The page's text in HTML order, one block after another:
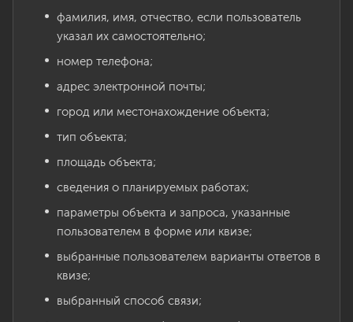
фамилия, имя, отчество, если пользователь
указал их самостоятельно;
номер телефона;
адрес электронной почты;
город или местонахождение объекта;
тип объекта;
площадь объекта;
сведения о планируемых работах;
параметры объекта и запроса, указанные
пользователем в форме или квизе;
выбранные пользователем варианты ответов в
квизе;
выбранный способ связи;